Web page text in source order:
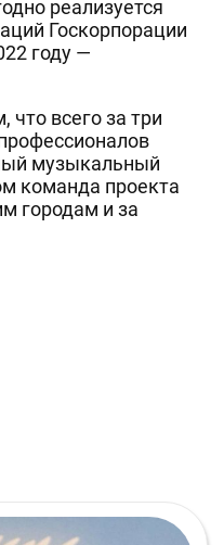
реализуется
Госкорпорации
году —
что всего за три
музыкальный
команда проекта
городам и за